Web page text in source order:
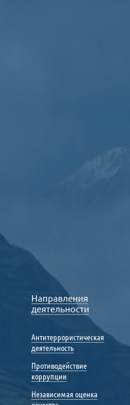
Направления
деятельности
Антитеррористическая
деятельность
Противодействие
коррупции
Независимая оценка